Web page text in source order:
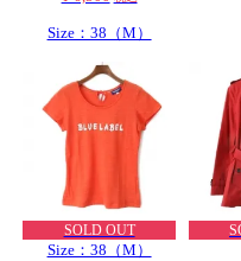
Size：38（M）
SOLD OUT
Size：38（M）